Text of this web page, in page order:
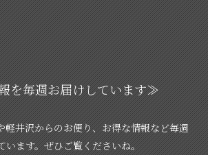
を毎週お届けしています≫
軽井沢からのお便り、お得な情報など毎週
います。ぜひご覧くださいね。